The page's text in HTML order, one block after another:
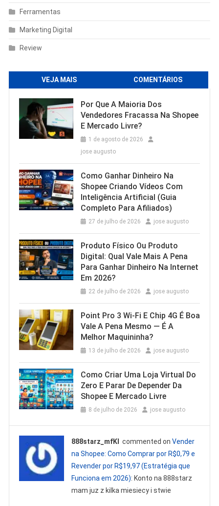
Ferramentas
Marketing Digital
Review
VEJA MAIS COMENTÁRIOS
Por Que A Maioria Dos
Vendedores Fracassa Na Shopee
E Mercado Livre?
1 de agosto de 2026
jose augusto
Como Ganhar Dinheiro Na
Shopee Criando Vídeos Com
Inteligência Artificial (Guia
Completo Para Afiliados)
27 de julho de 2026 jose augusto
Produto Físico Ou Produto
Digital: Qual Vale Mais A Pena
Para Ganhar Dinheiro Na Internet
Em 2026?
22 de julho de 2026 jose augusto
Point Pro 3 Wi‑Fi E Chip 4G É Boa
Vale A Pena Mesmo — É A
Melhor Maquininha?
13 de julho de 2026 jose augusto
Como Criar Uma Loja Virtual Do
Zero E Parar De Depender Da
Shopee E Mercado Livre
8 de julho de 2026 jose augusto
888starz_mfKl commented onVender
na Shopee: Como Comprar por R$0,79 e
Revender por R$19,97 (Estratégia que
Funciona em 2026): Konto na 888starz
mam juz z kilka miesiecy i stwie